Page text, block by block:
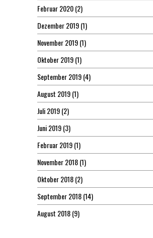
Februar 2020(2)
Dezember 2019(1)
November 2019(1)
Oktober 2019(1)
September 2019(4)
August 2019(1)
Juli 2019(2)
Juni 2019(3)
Februar 2019(1)
November 2018(1)
Oktober 2018(2)
September 2018(14)
August 2018(9)